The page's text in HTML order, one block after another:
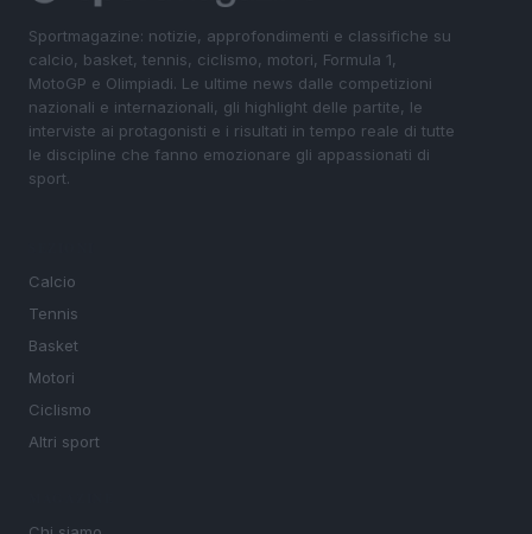
Sportmagazine: notizie, approfondimenti e classifiche su
calcio, basket, tennis, ciclismo, motori, Formula 1,
MotoGP e Olimpiadi. Le ultime news dalle competizioni
nazionali e internazionali, gli highlight delle partite, le
interviste ai protagonisti e i risultati in tempo reale di tutte
le discipline che fanno emozionare gli appassionati di
sport.
Calcio
Tennis
Basket
Motori
Ciclismo
Altri sport